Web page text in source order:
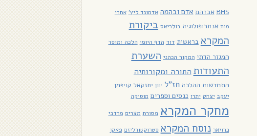
BHS אברהם אדם ובהמה אדמונד ליץ' אחרי
מות אנתרופולוגיה בולריאס ביקורת
המקרא בראשית דוד הדף היומי הלכה ומוסר
המגזר הדתי המקור הכהני השערת
התעודות התורה ומקורותיה
התחדשות ההלכה חז"ל יוון יחזקאל קויפמן
יעקב יצחק יתרו כנסים וספרים מוסיקה
מחקר המקרא מסורת מצרים מרדכי
ברויאר נוסח המקרא סטרוקטורליזם פאקו